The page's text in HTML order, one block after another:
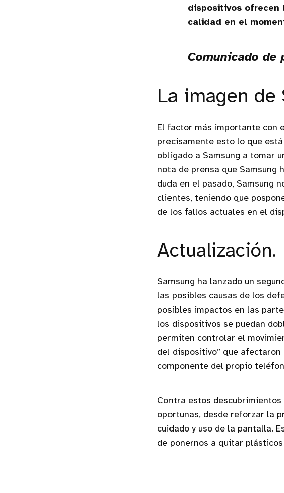
dispositivos ofrecen
calidad en el
Comunicado de
La imagen de
El factor más importante con
precisamente esto lo que
obligado a Samsung a tomar
nota de prensa que Samsung
duda en el pasado, Samsung
clientes, teniendo que
de los fallos actuales en el
Actualización.
Samsung ha lanzado un
las posibles causas de los
posibles impactos en las
los dispositivos se puedan
permiten controlar el
del dispositivo” que
componente del propio
Contra estos
oportunas, desde reforzar la
cuidado y uso de la pantalla.
de ponernos a quitar